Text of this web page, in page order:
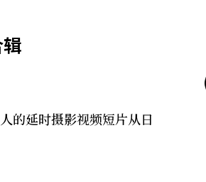
的延时摄影视频短片从日